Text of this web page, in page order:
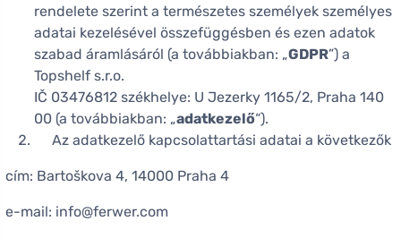
rendelete szerint a természetes személyek személyes
adatai kezelésével összefüggésben és ezen adatok
szabad áramlásáról (a továbbiakban: „GDPR”) a
Topshelf s.r.o.
IČ 03476812 székhelye: U Jezerky 1165/2, Praha 140
00 (a továbbiakban: „adatkezelő“).
Az adatkezelő kapcsolattartási adatai a következők
cím: Bartoškova 4, 14000 Praha 4
e-mail: info@ferwer.com